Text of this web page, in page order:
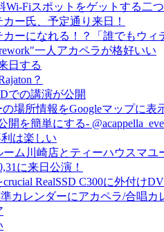
Wi-Fiスポットをゲットする二
ー氏、予定通り来日！
ーになれる！？「誰でもウィ
一人アカペラが格好いい
日する
？
での講演が公開
の場所情報をGoogleマップに表
開を簡単にする-
は楽しい
ーム川崎店とティーハウスマユ
に来日公演！
crucial RealSSD C300に外付け
カレンダーにアカペラ/合唱